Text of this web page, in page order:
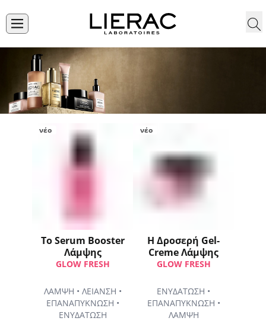
νέο
Το Serum Booster
Λάμψης
GLOW FRESH
ΛΑΜΨΗ • ΛΕΙΑΝΣΗ •
ΕΠΑΝΑΠΥΚΝΩΣΗ •
ΕΝΥΔΑΤΩΣΗ
νέο
H Δροσερή Gel-
Creme Λάμψης
GLOW FRESH
ΕΝΥΔΑΤΩΣΗ •
ΕΠΑΝΑΠΥΚΝΩΣΗ •
ΛΑΜΨΗ